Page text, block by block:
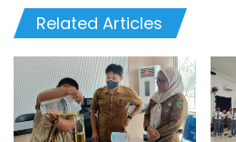
Related Articles